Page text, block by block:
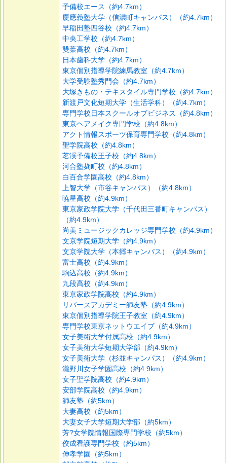
予備校エース（約4.7km）
慶應義塾大学（信濃町キャンパス）（約4.7km）
早稲田塾四谷校（約4.7km）
中央工学校（約4.7km）
雙葉高校（約4.7km）
日本歯科大学（約4.7km）
東京個別指導学院練馬教室（約4.7km）
大学受験塾秀門会（約4.7km）
大塚きもの・テキスタイル専門学校（約4.7km）
新渡戸文化短期大学（生活学科）（約4.7km）
専門学校日本スクールオブビジネス（約4.8km）
東京ヘアメイク専門学校（約4.8km）
アクト情報スポーツ保育専門学校（約4.8km）
聖学院高校（約4.8km）
茗渓予備校王子校（約4.8km）
河合塾麹町校（約4.8km）
白百合学園高校（約4.8km）
上智大学（市谷キャンパス）（約4.8km）
暁星高校（約4.9km）
東京家政学院大学（千代田三番町キャンパス）
（約4.9km）
尚美ミュージックカレッジ専門学校（約4.9km）
文京学院短期大学（約4.9km）
文京学院大学（本郷キャンパス）（約4.9km）
富士高校（約4.9km）
駒込高校（約4.9km）
九段高校（約4.9km）
東京家政学院高校（約4.9km）
リバースアカデミー師友塾（約4.9km）
東京個別指導学院王子教室（約4.9km）
専門学校東京ネットウエイブ（約4.9km）
女子美術大学付属高校（約4.9km）
女子美術大学短期大学部（約4.9km）
女子美術大学（杉並キャンパス）（約4.9km）
瀧野川女子学園高校（約4.9km）
女子聖学院高校（約4.9km）
安部学院高校（約4.9km）
師友塾（約5km）
大妻高校（約5km）
大妻女子大学短期大学部（約5km）
芳?女学院情報国際専門学校（約5km）
佼成看護専門学校（約5km）
伸孝学園（約5km）